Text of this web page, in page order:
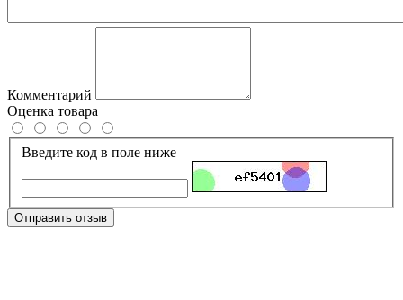
Комментарий
Оценка товара
Введите код в поле ниже
Отправить отзыв